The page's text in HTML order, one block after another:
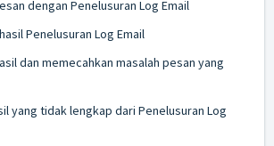
dengan Penelusuran Log Email
Penelusuran Log Email
dan memecahkan masalah pesan yang
yang tidak lengkap dari Penelusuran Log